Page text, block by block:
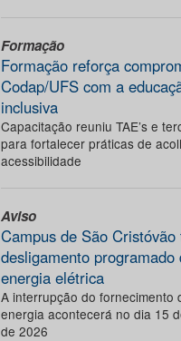
Formação
Formação reforça
Codap/UFS com a
inclusiva
Capacitação reuniu TAE’s e
para fortalecer práticas de
acessibilidade
Aviso
Campus de São Cristóvão
desligamento programado
energia elétrica
A interrupção do fornecimento
energia acontecerá no dia 15
de 2026